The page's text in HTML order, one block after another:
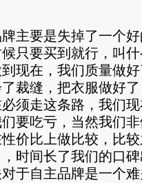
要是失掉了一个好
候只要买到就行，叫
现在，我们质量做
裁缝，把衣服做好
须走这条路，我们
要吃亏，当然我们
价比上做比较，比
时间长了我们的口
于自主品牌是一个